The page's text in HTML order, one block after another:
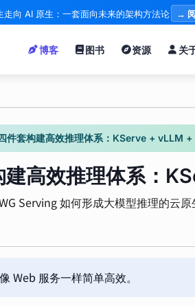
走向 AI 原生：一套面向未来的架构方法论 →
博客 图书 资源 关
件套构建高效推理体系：KServe + vLLM
建高效推理体系：
Serving 如何形成大模型推理的云
Web 服务一样简单高效。